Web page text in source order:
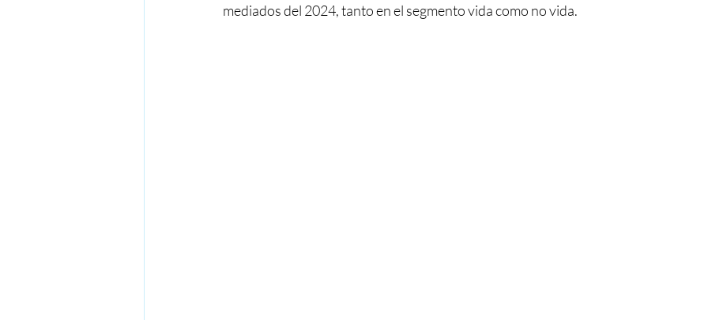
mediados del 2024, tanto en el segmento vida como no vida.